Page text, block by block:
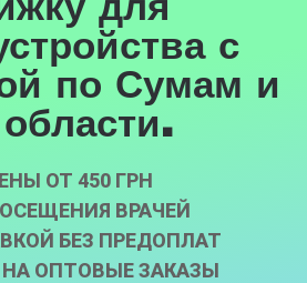
с
по Сумам и
ОТ 450 ГРН
ВРАЧЕЙ
БЕЗ ПРЕДОПЛАТ
НА ОПТОВЫЕ ЗАКАЗЫ